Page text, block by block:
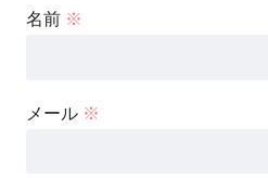
名前 ※
メール ※